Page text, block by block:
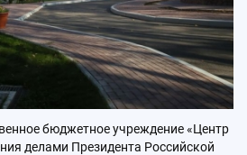
бюджетное учреждение «Центр
делами Президента Российской